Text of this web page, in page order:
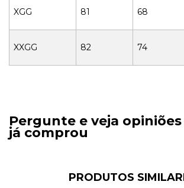
XGG 81 68
XXGG 82 74
Pergunte e veja
já comprou
PRODUTOS